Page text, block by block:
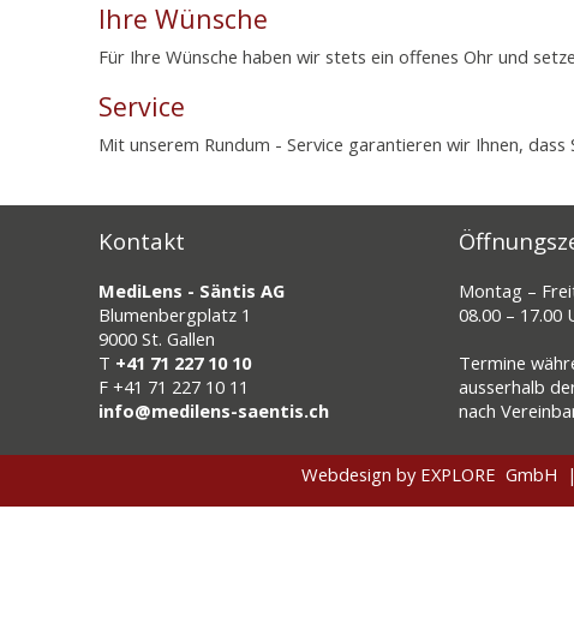
Ihre Wünsche
Für Ihre Wünsche haben wir stets ein offenes Ohr und
Service
Mit unserem Rundum - Service garantieren wir Ihnen,
Kontakt
MediLens - Säntis AG
Blumenbergplatz 1
9000 St. Gallen
T +41 71 227 10 10
F +41 71 227 10 11
info@medilens-saentis.ch
Montag –
08.00 – 17.00
Termine
ausserhalb
nach
Webdesign by EXPLORE GmbH |